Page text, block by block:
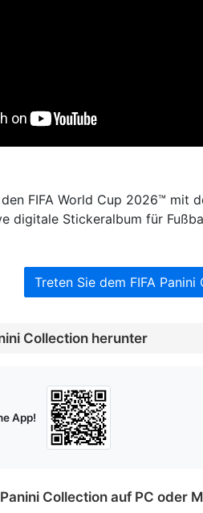
FIFA World Cup 2026™ mit
digitale Stickeralbum für
Treten Sie dem FIFA
Collection herunter
App!
Collection auf PC oder